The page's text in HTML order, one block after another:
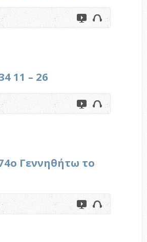
11 – 26
Γεννηθήτω το